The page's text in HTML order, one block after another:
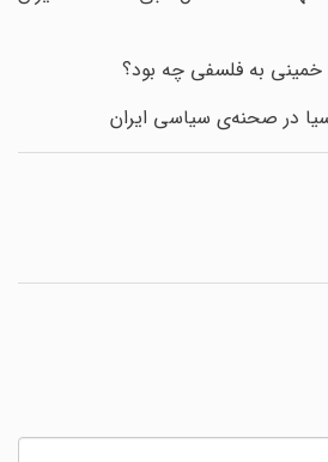
به فلسفی چه بود؟
صحنه‌ی سیاسی ایران